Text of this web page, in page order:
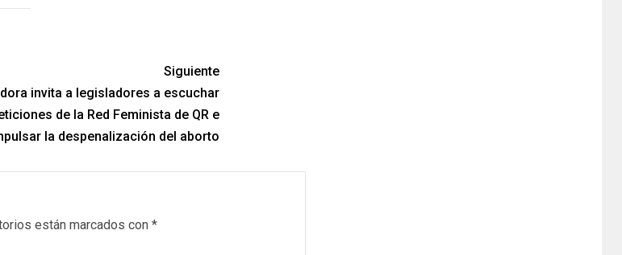
Siguiente
invita a legisladores a escuchar
de la Red Feminista de QR e
la despenalización del aborto
están marcados con *